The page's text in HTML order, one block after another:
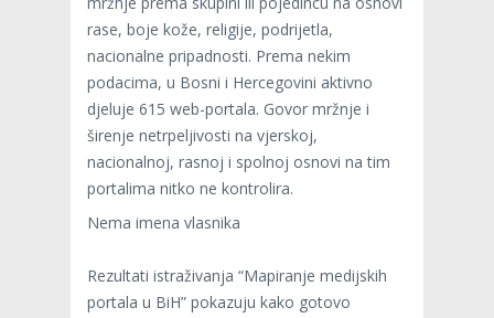
rase, boje kože, religije, podrijetla,
nacionalne pripadnosti. Prema nekim
podacima, u Bosni i Hercegovini aktivno
djeluje 615 web-portala. Govor mržnje i
širenje netrpeljivosti na vjerskoj,
nacionalnoj, rasnoj i spolnoj osnovi na tim
portalima nitko ne kontrolira.
Nema imena vlasnika
Rezultati istraživanja “Mapiranje medijskih
portala u BiH” pokazuju kako gotovo